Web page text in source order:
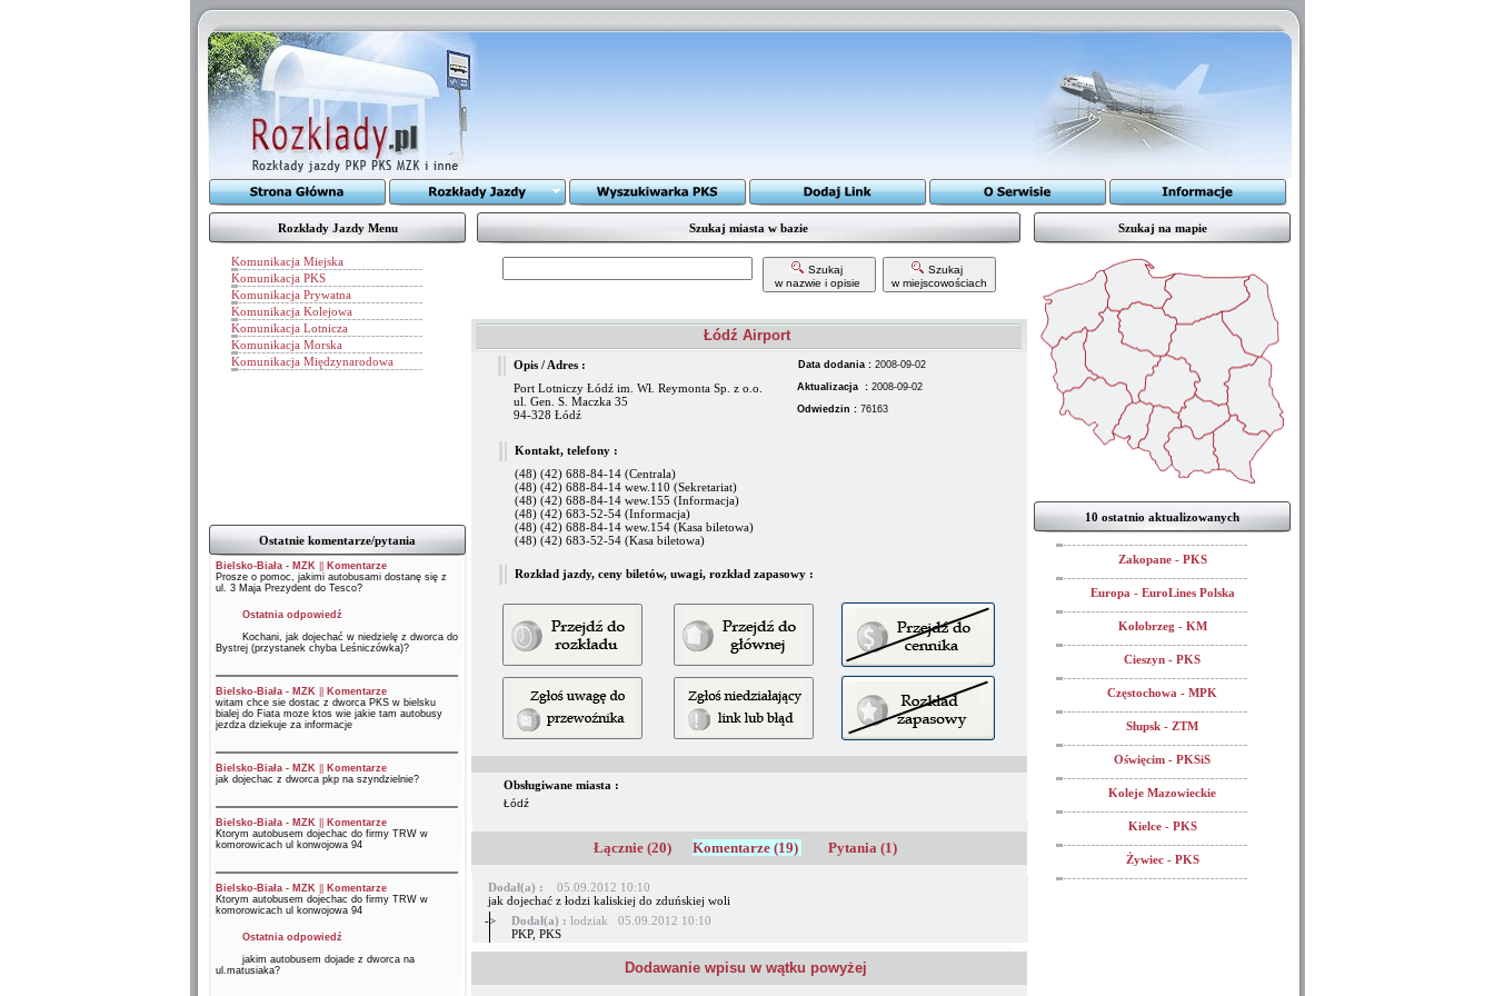
Rozkłady Jazdy Menu
Komunikacja Miejska
Komunikacja PKS
Komunikacja Prywatna
Komunikacja Kolejowa
Komunikacja Lotnicza
Komunikacja Morska
Komunikacja Międzynarodowa
Ostatnie komentarze/pytania
Bielsko-Biała - MZK||
Komentarze
Prosze o pomoc, jakimi autobusami dostanę się z
ul. 3 Maja Prezydent do Tesco?
Ostatnia odpowiedź
Kochani, jak dojechać w niedzielę z dworca do
Bystrej (przystanek chyba Leśniczówka)?
Bielsko-Biała - MZK||
Komentarze
witam chce sie dostac z dworca PKS w bielsku
bialej do Fiata moze ktos wie jakie tam autobusy
jezdza dziekuje za informacje
Bielsko-Biała - MZK||
Komentarze
jak dojechac z dworca pkp na szyndzielnie?
Bielsko-Biała - MZK||
Komentarze
Ktorym autobusem dojechac do firmy TRW w
komorowicach ul konwojowa 94
Bielsko-Biała - MZK||
Komentarze
Ktorym autobusem dojechac do firmy TRW w
komorowicach ul konwojowa 94
Ostatnia odpowiedź
jakim autobusem dojade z dworca na
ul.matusiaka?
Szukaj miasta w bazie
Szukaj
w nazwie i opisie
Szukaj
w miejscowościach
Łódź Airport
Opis / Adres : Data dodania : 2008-09-02
Port Lotniczy Łódź im. Wł. Reymonta Sp. z o.o.
ul. Gen. S. Maczka 35
94-328 Łódź
Aktualizacja : 2008-09-02
Odwiedzin : 76163
Kontakt, telefony :
(48) (42) 688-84-14 (Centrala)
(48) (42) 688-84-14 wew.110 (Sekretariat)
(48) (42) 688-84-14 wew.155 (Informacja)
(48) (42) 683-52-54 (Informacja)
(48) (42) 688-84-14 wew.154 (Kasa biletowa)
(48) (42) 683-52-54 (Kasa biletowa)
Rozkład jazdy, ceny biletów, uwagi, rozkład zapasowy :
Obsługiwane miasta :
Łódź
Łącznie (20) Komentarze (19) Pytania (1)
Dodał(a) :
05.09.2012 10:10
jak dojechać z łodzi kaliskiej do zduńskiej woli
->
Dodał(a) : lodziak 05.09.2012 10:10
PKP, PKS
Dodawanie wpisu w wątku powyżej
Szukaj na mapie
10 ostatnio aktualizowanych
Zakopane - PKS
Europa - EuroLines Polska
Kołobrzeg - KM
Cieszyn - PKS
Częstochowa - MPK
Słupsk - ZTM
Oświęcim - PKSiS
Koleje Mazowieckie
Kielce - PKS
Żywiec - PKS